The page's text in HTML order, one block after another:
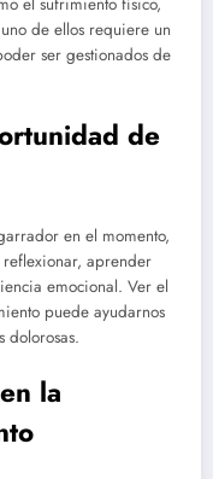
de ellos requiere un
ser gestionados de
de
en el momento,
aprender
emocional. Ver el
puede ayudarnos
dolorosas.
la